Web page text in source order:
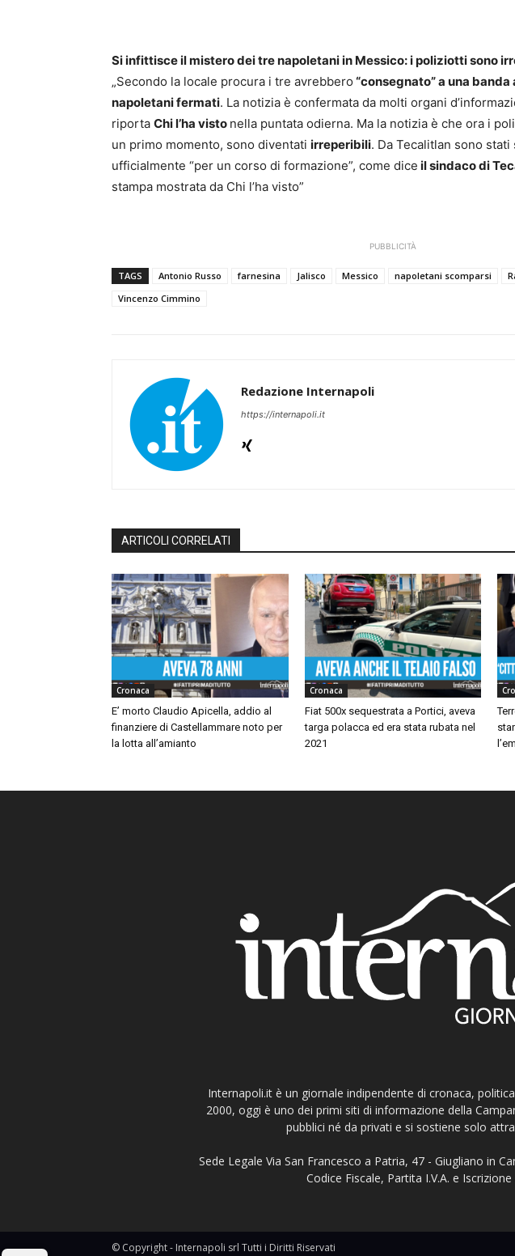
Si infittisce il mistero dei tre napoletani in Messico: i poliziotti sono
„Secondo la locale procura i tre avrebbero “consegnato” a una
napoletani fermati. La notizia è confermata da molti organi
riporta Chi l’ha visto nella puntata odierna. Ma la notizia è che ora i
un primo momento, sono diventati irreperibili. Da Tecalitlan sono stati
ufficialmente “per un corso di formazione”, come dice il sindaco di
stampa mostrata da Chi l’ha visto”
PUBBLICITÀ
TAGS Antonio Russo farnesina Jalisco Messico napoletani scomparsi
Vincenzo Cimmino
Redazione Internapoli
https://internapoli.it
ARTICOLI CORRELATI
Cronaca
E’ morto Claudio Apicella, addio al
finanziere di Castellammare noto per
la lotta all’amianto
Cronaca
Fiat 500x sequestrata a Portici, aveva
targa polacca ed era stata rubata nel
2021
Internapoli.it è un giornale indipendente di cronaca,
2000, oggi è uno dei primi siti di informazione della
pubblici né da privati e si sostiene solo
Sede Legale Via San Francesco a Patria, 47 - Giugliano in
Codice Fiscale, Partita I.V.A. e
© Copyright - Internapoli srl Tutti i Diritti Riservati